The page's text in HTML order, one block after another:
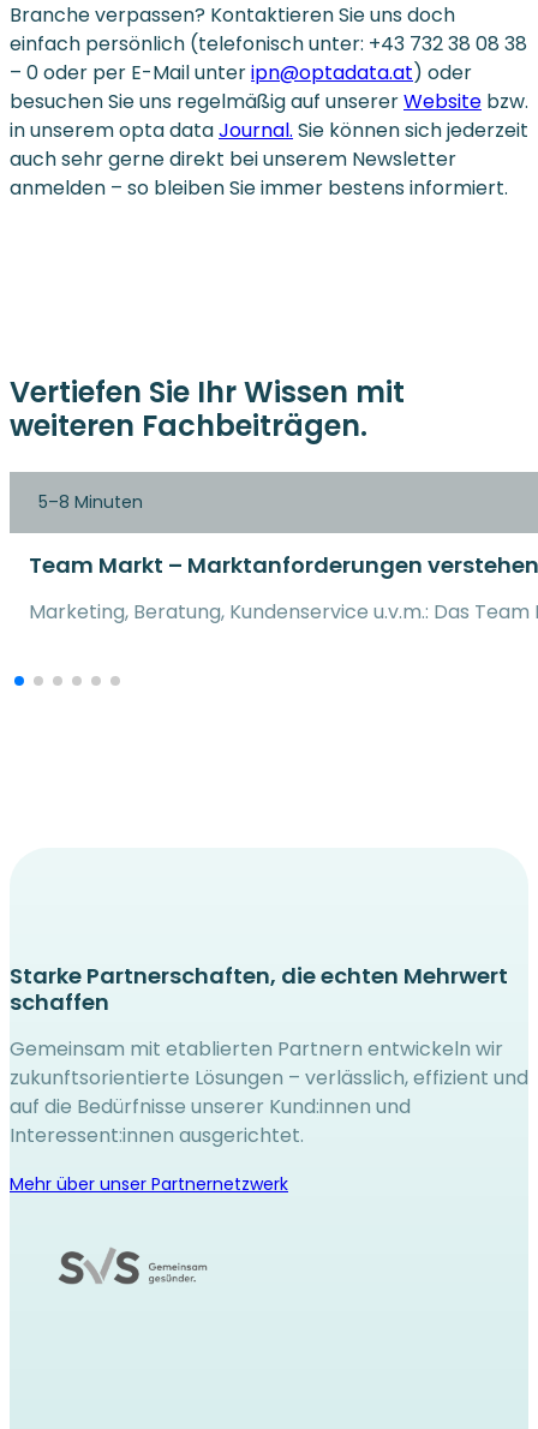
Branche verpassen? Kontaktieren Sie uns doch
einfach persönlich (telefonisch unter: +43 732 38 08 38
– 0 oder per E-Mail unteripn@optadata.at) oder
besuchen Sie uns regelmäßig auf unsererWebsite bzw.
in unserem opta dataJournal. Sie können sich jederzeit
auch sehr gerne direkt bei unserem Newsletter
anmelden – so bleiben Sie immer bestens informiert.
Vertiefen Sie Ihr Wissen mit
weiteren Fachbeiträgen.
5–8 Minuten
Team Markt – Marktanforderungen
Marketing, Beratung, Kundenservice u.v.m.: Das
Starke Partnerschaften, die echten Mehrwert
schaffen
Gemeinsam mit etablierten Partnern entwickeln wir
zukunftsorientierte Lösungen – verlässlich, effizient und
auf die Bedürfnisse unserer Kund:innen und
Interessent:innen ausgerichtet.
Mehr über unser Partnernetzwerk